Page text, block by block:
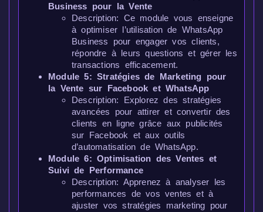
Business pour la Vente
Description: Ce module vous enseigne
à optimiser l’utilisation de WhatsApp
Business pour engager vos clients,
répondre à leurs questions et gérer les
transactions efficacement.
Module 5: Stratégies de Marketing pour
la Vente sur Facebook et WhatsApp
Description: Explorez des stratégies
avancées pour attirer et convertir des
clients en ligne grâce aux publicités
sur Facebook et aux outils
d’automatisation de WhatsApp.
Module 6: Optimisation des Ventes et
Suivi de Performance
Description: Apprenez à analyser les
performances de vos ventes et à
ajuster vos stratégies marketing pour